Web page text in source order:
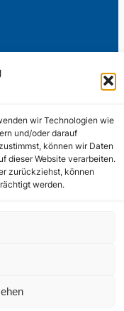
wir Technologien wie
und/oder darauf
können wir Daten
dieser Website verarbeiten.
zurückziehst, können
werden.